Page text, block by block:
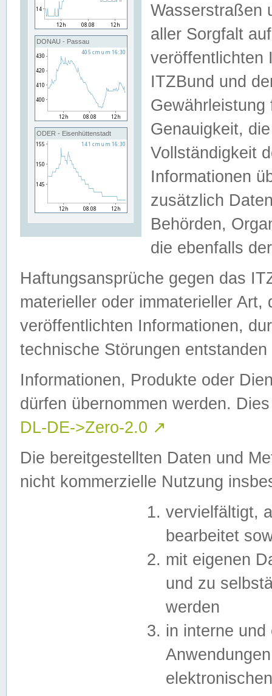
DONAU - Passau
ODER - Eisenhüttenstadt
Wasserstraßen
aller Sorgfalt
veröffentlichten
ITZBund und
Genauigkeit,
Vollständigkeit
Informationen
zusätzlich
Behörden,
die ebenfalls
Haftungsansprüche gegen das
materieller oder immaterieller
veröffentlichten Informationen,
technische Störungen
Informationen, Produkte oder
dürfen übernommen werden.
DL-DE->Zero-2.0 ↗
Die bereitgestellten Daten und
nicht kommerzielle Nutzung
vervielfältigt,
bearbeitet
mit eigenen
und zu
werden
in interne